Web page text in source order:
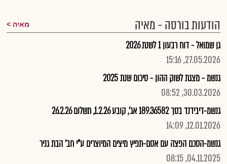
הודעות בורסה - מאיה
מאיה
גן שמואל - דוח רבעון 1 לשנת 2026
27.05.2026, 15:16
גנשמ - מצגת לשוק ההון - סיכום שנת 2025
30.03.2026, 08:52
גנשמ-דיבידנד בסך 189.36582 אג', קובע 1.2.26, תשלום 26.2.26
12.01.2026, 14:09
גנשמ-הסכם הפצה עם אסם-תפיץ מיצים המיוצרים ע"י חב' הבת גניר
04.11.2025, 08:15